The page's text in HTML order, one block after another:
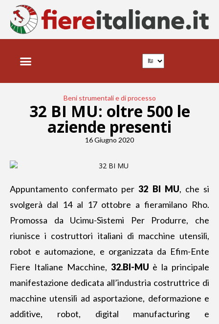
Beni strumentali e di processo
32 BI MU: oltre 500 le
aziende presenti
16 Giugno 2020
Appuntamento confermato per32 BI MU, che si
svolgerà dal 14 al 17 ottobre a fieramilano Rho.
Promossa da Ucimu-Sistemi Per Produrre, che
riunisce i costruttori italiani di macchine utensili,
robot e automazione, e organizzata da Efim-Ente
Fiere Italiane Macchine, 32.BI-MU è la principale
manifestazione dedicata all’industria costruttrice di
macchine utensili ad asportazione, deformazione e
additive, robot, digital manufacturing e